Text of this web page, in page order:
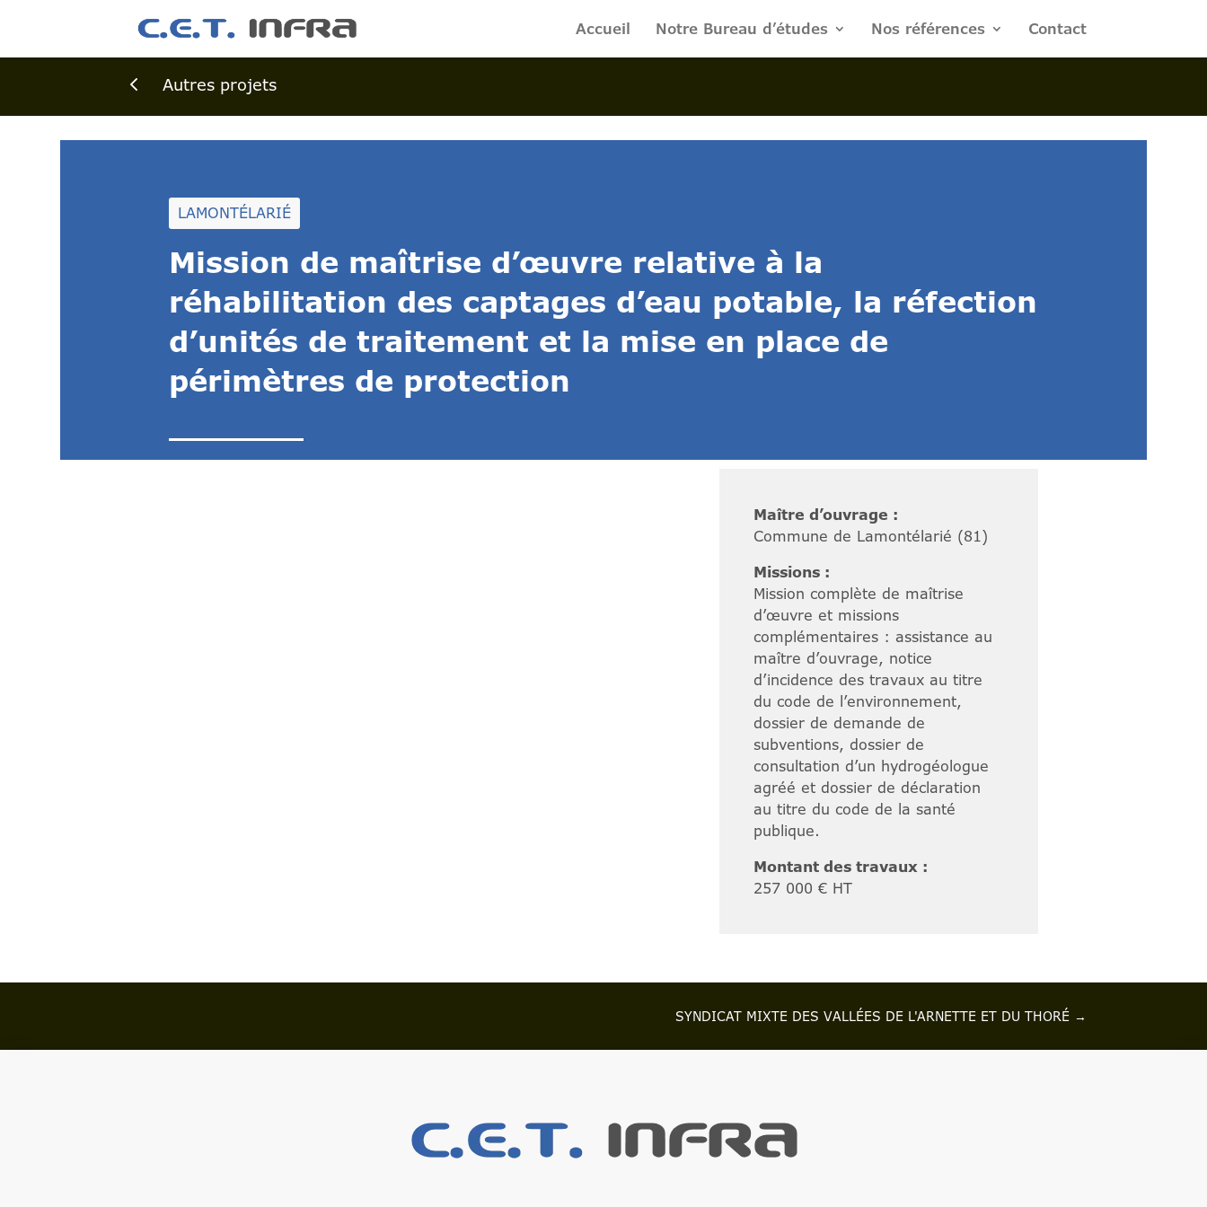
Accueil Notre Bureau d’études Nos références Contact
4 Autres projets
LAMONTÉLARIÉ
Mission de maîtrise d’œuvre relative à la
réhabilitation des captages d’eau potable, la réfection
d’unités de traitement et la mise en place de
périmètres de protection
Maître d’ouvrage :
Commune de Lamontélarié (81)
Missions :
Mission complète de maîtrise
d’œuvre et missions
complémentaires : assistance au
maître d’ouvrage, notice
d’incidence des travaux au titre
du code de l’environnement,
dossier de demande de
subventions, dossier de
consultation d’un hydrogéologue
agréé et dossier de déclaration
au titre du code de la santé
publique.
Montant des travaux :
257 000 € HT
SYNDICAT MIXTE DES VALLÉES DE L'ARNETTE ET DU THORÉ →